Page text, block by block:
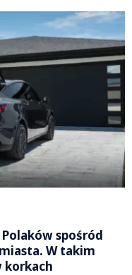
spośród
W takim
korkach